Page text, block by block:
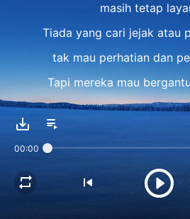
masih tetap
Tiada yang cari jejak atau
tak mau perhatian dan
Tapi mereka mau
berkompromi
M'reka jadi
00:00